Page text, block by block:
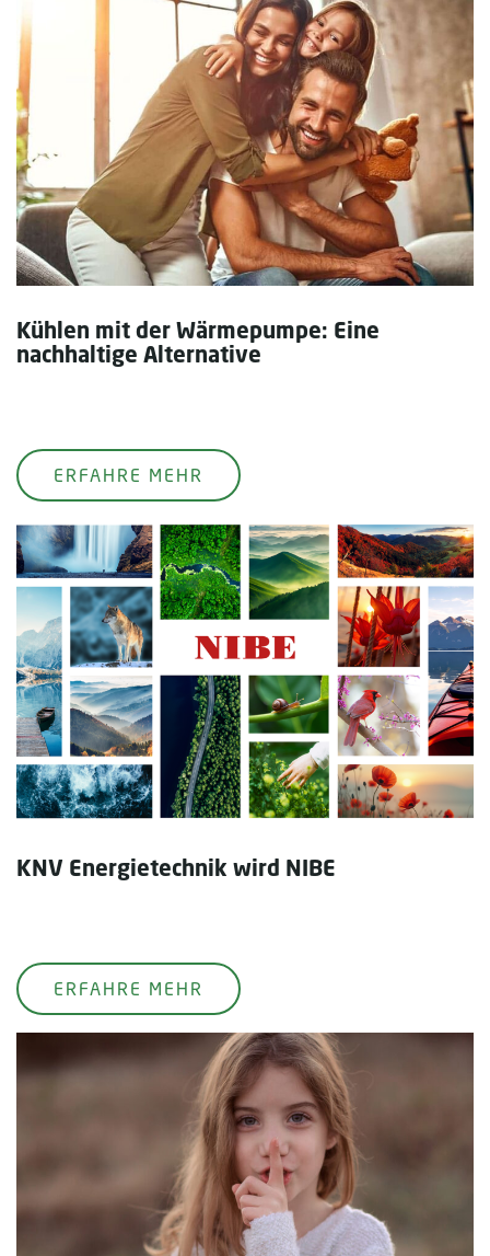
Kühlen mit der Wärmepumpe: Eine
nachhaltige Alternative
ERFAHRE MEHR
KNV Energietechnik wird NIBE
ERFAHRE MEHR